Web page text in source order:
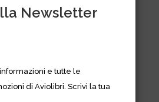
Newsletter
e tutte le
di Aviolibri. Scrivi la tua